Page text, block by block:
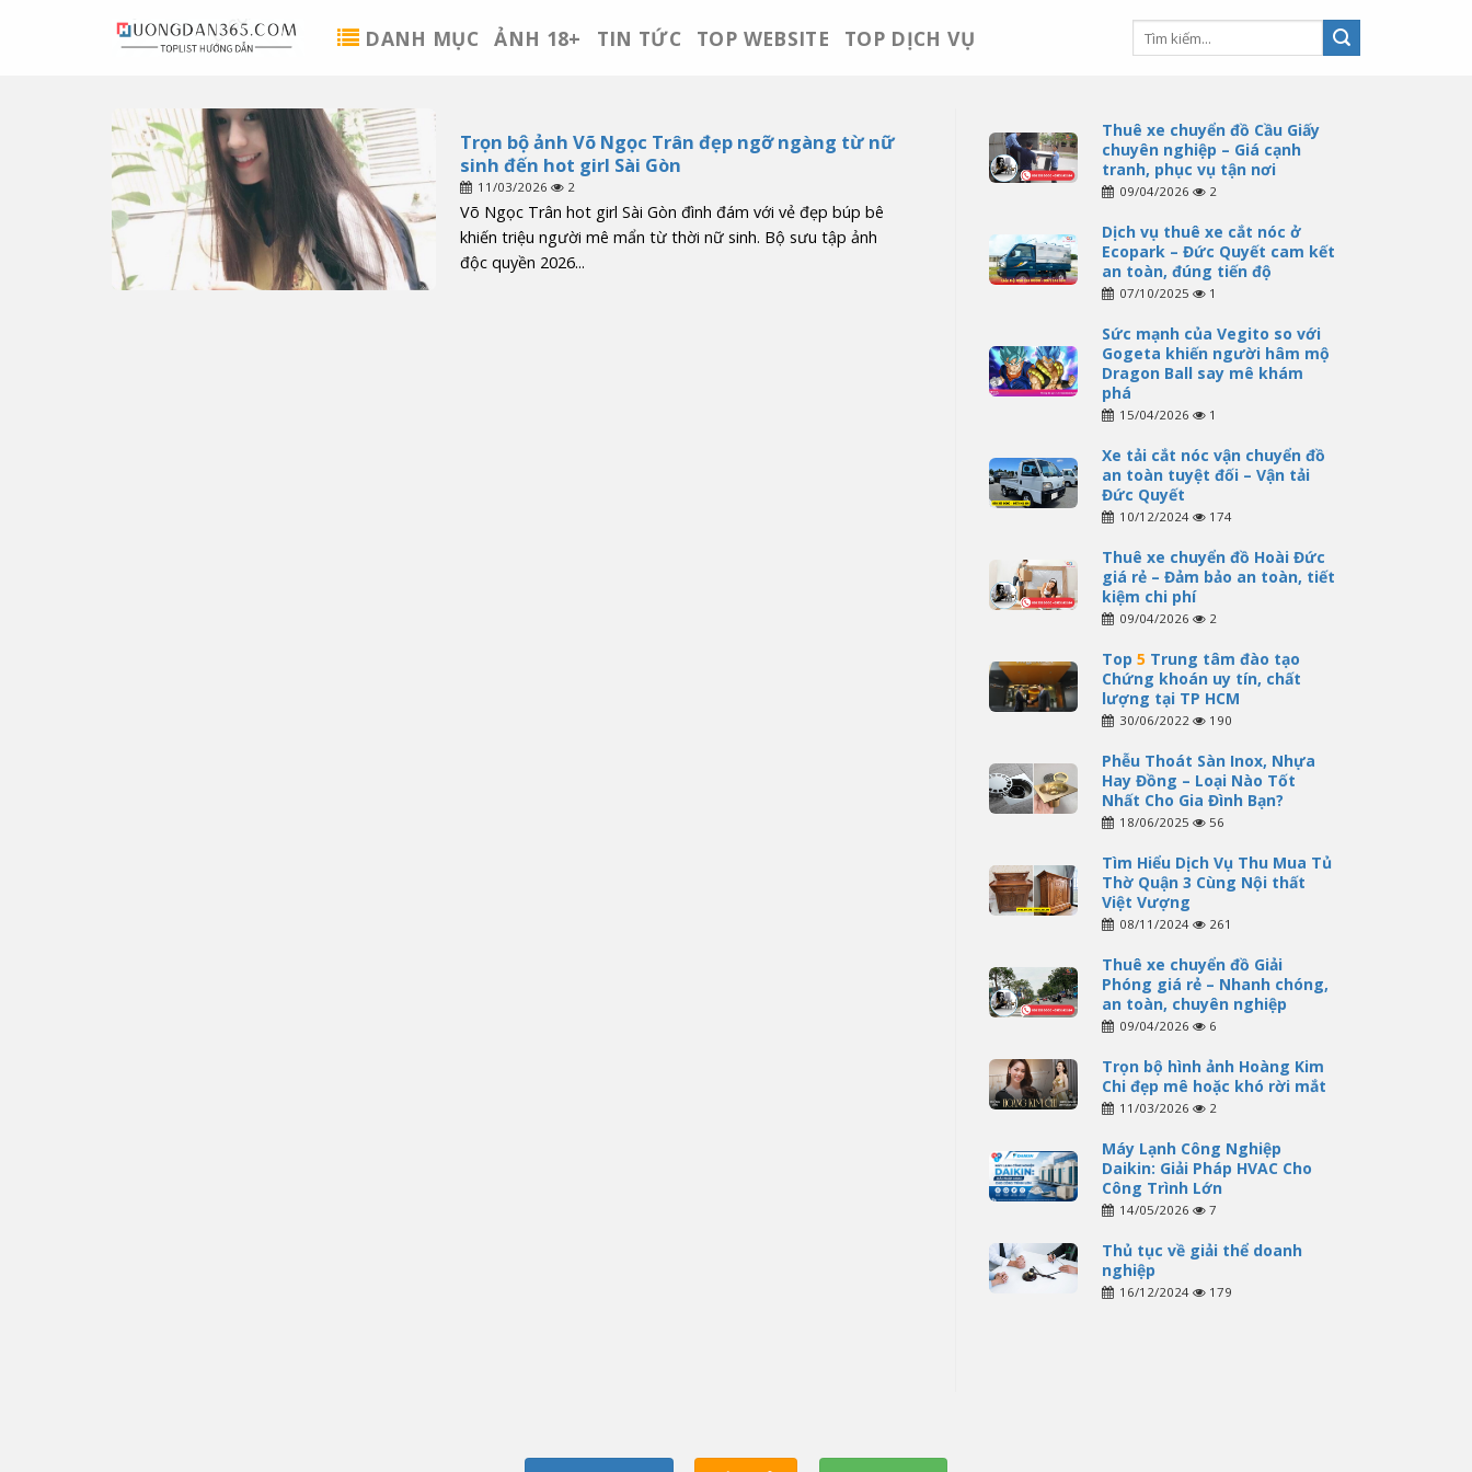
DANH MỤC ẢNH 18+ TIN TỨC TOP WEBSITE TOP DỊCH VỤ
Trọn bộ ảnh Võ Ngọc Trân đẹp ngỡ ngàng từ nữ
sinh đến hot girl Sài Gòn
11/03/2026 2
Võ Ngọc Trân hot girl Sài Gòn đình đám với vẻ đẹp búp bê
khiến triệu người mê mẩn từ thời nữ sinh. Bộ sưu tập ảnh
độc quyền 2026...
Thuê xe chuyển đồ Cầu Giấy
chuyên nghiệp – Giá cạnh
tranh, phục vụ tận nơi
09/04/2026 2
Dịch vụ thuê xe cắt nóc ở
Ecopark – Đức Quyết cam kết
an toàn, đúng tiến độ
07/10/2025 1
Sức mạnh của Vegito so với
Gogeta khiến người hâm mộ
Dragon Ball say mê khám
phá
15/04/2026 1
Xe tải cắt nóc vận chuyển đồ
an toàn tuyệt đối – Vận tải
Đức Quyết
10/12/2024 174
Thuê xe chuyển đồ Hoài Đức
giá rẻ – Đảm bảo an toàn, tiết
kiệm chi phí
09/04/2026 2
Top 5 Trung tâm đào tạo
Chứng khoán uy tín, chất
lượng tại TP HCM
30/06/2022 190
Phễu Thoát Sàn Inox, Nhựa
Hay Đồng – Loại Nào Tốt
Nhất Cho Gia Đình Bạn?
18/06/2025 56
Tìm Hiểu Dịch Vụ Thu Mua Tủ
Thờ Quận 3 Cùng Nội thất
Việt Vượng
08/11/2024 261
Thuê xe chuyển đồ Giải
Phóng giá rẻ – Nhanh chóng,
an toàn, chuyên nghiệp
09/04/2026 6
Trọn bộ hình ảnh Hoàng Kim
Chi đẹp mê hoặc khó rời mắt
11/03/2026 2
Máy Lạnh Công Nghiệp
Daikin: Giải Pháp HVAC Cho
Công Trình Lớn
14/05/2026 7
Thủ tục về giải thể doanh
nghiệp
16/12/2024 179